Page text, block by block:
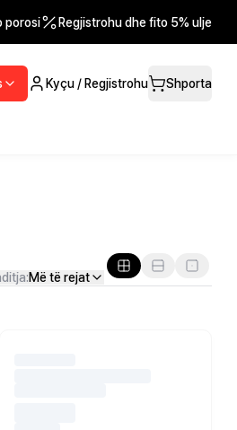
porosi Regjistrohu dhe fito 5% ulje
Kyçu / Regjistrohu Shporta
Më të rejat